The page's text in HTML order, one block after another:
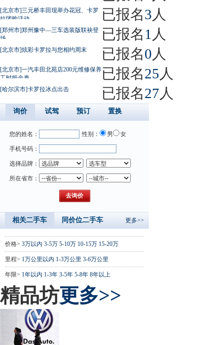
[北京市]三元桥丰田现举办花冠、卡罗
拉团购活动
已报名3 人
[郑州市]郑州豫中—三车选装版联袂登
场
已报名1 人
[北京市]炫彩卡罗拉与您相约周末 已报名0 人
[北京市]一汽丰田北苑店200元维修保养
工时抵金券
已报名25 人
[哈尔滨市]卡罗拉冰点出击 已报名27 人
询价 试驾 预订 置换
您的姓名： 性别： 男 女
手机号码：
选择品牌：
所在省市：
相关二手车 同价位二手车 更多>>
价格> 3万以内 3-5万 5-10万 10-15万 15-20万
里程> 1万公里以内 1-3万公里 3-6万公里
年限> 1年以内 1-3年 3-5年 5-8年 8年以上
精品坊更多>>